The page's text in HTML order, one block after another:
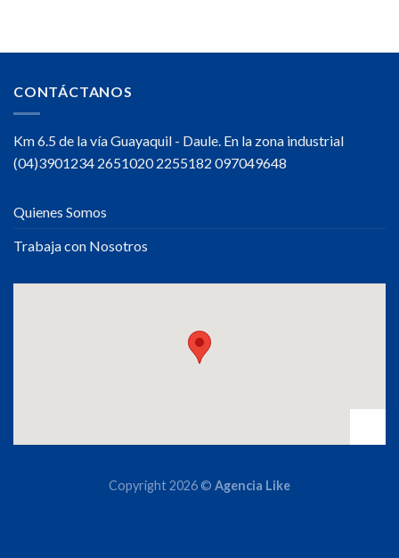
CONTÁCTANOS
Km 6.5 de la vía Guayaquil - Daule. En la zona industrial
(04)3901234 2651020 2255182 097049648
Quienes Somos
Trabaja con Nosotros
Copyright 2026 © Agencia Like